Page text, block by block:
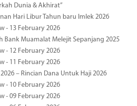
Dunia & Akhirat”
Hari Libur Tahun baru Imlek 2026
- 13 February 2026
Bank Muamalat Melejit Sepanjang 2025
- 12 February 2026
- 11 February 2026
– Rincian Dana Untuk Haji 2026
- 10 February 2026
- 09 February 2026